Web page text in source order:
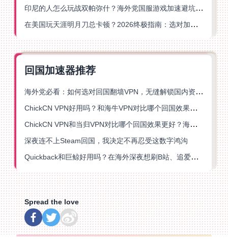
印尼的人怎么玩战双帕弥什？海外党国服游戏加速避坑指南
在美国玩天涯明月刀总卡顿？2026终极指南：选对加速器让你丝滑连招
回国加速器推荐
海外党必看：如何选对回国翻墙VPN，无缝解锁国内资源？
ChickCN VPN好用吗？和海牛VPN对比哪个回国效果更好？
ChickCN VPN和当归VPN对比哪个回国效果更好？海外党亲测后选了它
深夜连不上Steam回国，我决定不再忍受这数字鸿沟
Quickback和巨鲸好用吗？在海外深夜想刷B站、追爱奇艺的你，或许正需要这份答案
Spread the love